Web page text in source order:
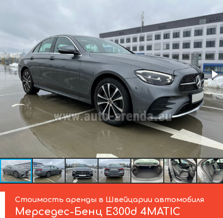
Стоимость аренды в Швейцарии автомобиля
Мерседес-Бенц E300d 4MATIC